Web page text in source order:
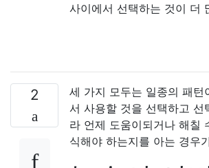
사이에서 선택하는 것이 더
2
세 가지 모두는 일종의 패턴
서 사용할 것을 선택하고 선
라 언제 도움이되거나 해칠
식해야 하는지를 아는 경우